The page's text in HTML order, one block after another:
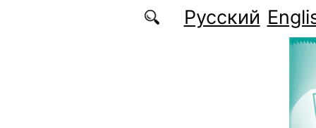
Перейти к основному содержаниюРусский